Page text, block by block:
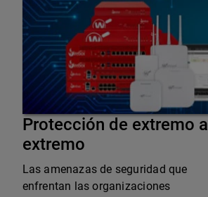
Protección de extremo a
extremo
Las amenazas de seguridad que
enfrentan las organizaciones